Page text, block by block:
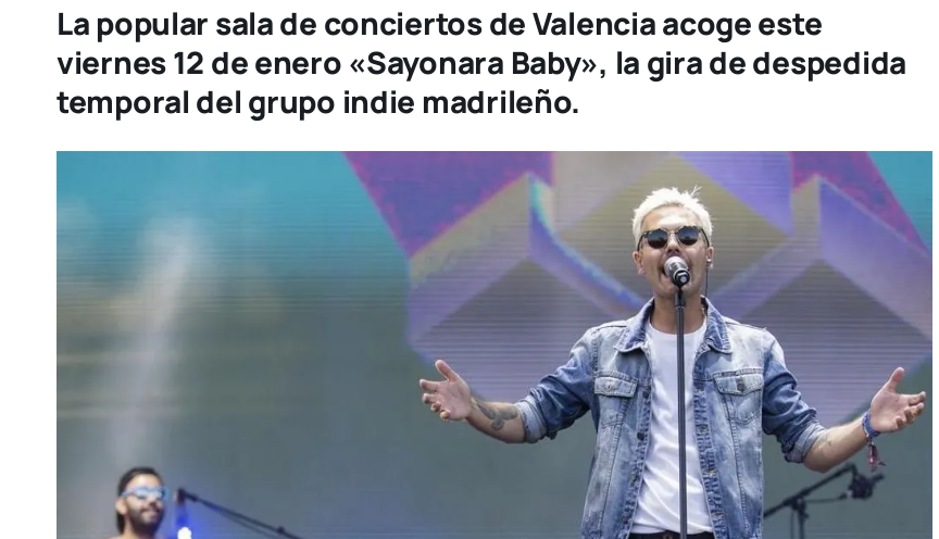
La popular sala de conciertos de Valencia acoge este
viernes 12 de enero «Sayonara Baby», la gira de despedida
temporal del grupo indie madrileño.